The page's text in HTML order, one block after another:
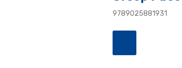
9789025881931